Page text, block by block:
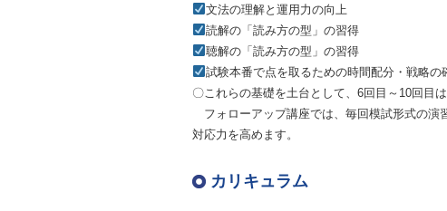
文法の理解と運用力の向上
読解の「読み方の型」の習得
聴解の「読み方の型」の習得
試験本番で点を取るための時間配分・戦略の
〇これらの基礎を土台として、6回目～10回目
フォローアップ講座では、毎回模試形式の演
対応力を高めます。
カリキュラム